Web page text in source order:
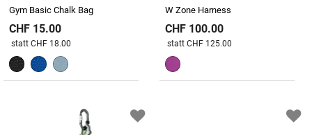
Gym Basic Chalk Bag
CHF 15.00
Preis reduziert von
statt CHF 18.00
W Zone Harness
CHF 100.00
Preis reduziert von
statt CHF 125.00